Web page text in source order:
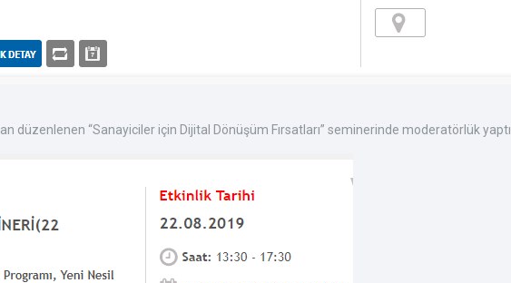
düzenlenen “Sanayiciler için Dijital Dönüşüm Fırsatları” seminerinde moderatörlük yaptı.